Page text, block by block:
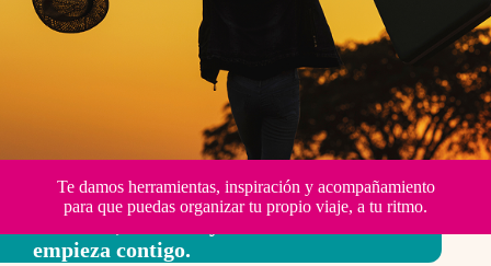
empieza contigo.
Te damos herramientas, inspiración y acompañamiento
para que puedas organizar tu propio viaje, a tu ritmo.